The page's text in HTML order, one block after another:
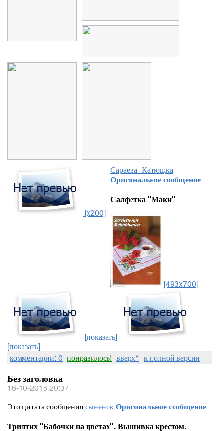
[x200]
Сараева_Катющка
Оригинальное сообщение
Салфетка "Маки"
[493x700]
[показать]
[показать]
комментарии: 0 понравилось! вверх^ к полной версии
Без заголовка
16-10-2016 20:37
Это цитата сообщениясыненокОригинальное сообщение
Триптих "Бабочки на цветах". Вышивка крестом.